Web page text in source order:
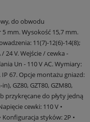
do obwodu
mm. Wysokość 15,7 mm.
11(7)-12(6)-14(8);
/ 24 V. Wejście / cewka -
Un - 110 V AC. Wymiary:
67. Opcje montażu gniazd:
GZ80, GZT80, GZM80,
przykręcane do płyty jedną
cewki: 110 V •
Konfiguracja styków: 2P •